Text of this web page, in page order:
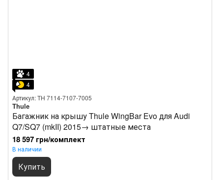
4
4
Артикул: TH 7114-7107-7005
Thule
Багажник на крышу Thule WingBar Evo для Audi
Q7/SQ7 (mkII) 2015→ штатные места
18 597 грн/комплект
В наличии
Купить